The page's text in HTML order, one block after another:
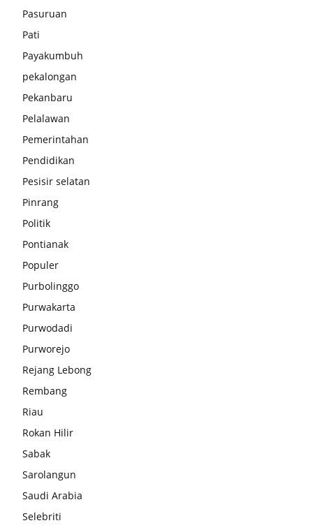
Pasuruan
Pati
Payakumbuh
pekalongan
Pekanbaru
Pelalawan
Pemerintahan
Pendidikan
Pesisir selatan
Pinrang
Politik
Pontianak
Populer
Purbolinggo
Purwakarta
Purwodadi
Purworejo
Rejang Lebong
Rembang
Riau
Rokan Hilir
Sabak
Sarolangun
Saudi Arabia
Selebriti